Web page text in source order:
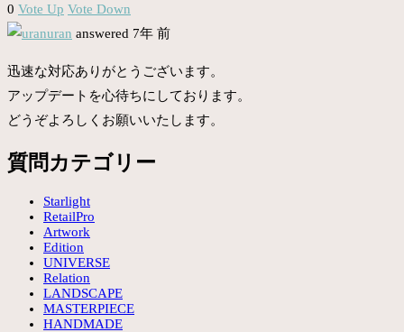
0 Vote Up Vote Down
uran answered 7年 前
迅速な対応ありがとうございます。
アップデートを心待ちにしております。
どうぞよろしくお願いいたします。
質問カテゴリー
Starlight
RetailPro
Artwork
Edition
UNIVERSE
Relation
LANDSCAPE
MASTERPIECE
HANDMADE